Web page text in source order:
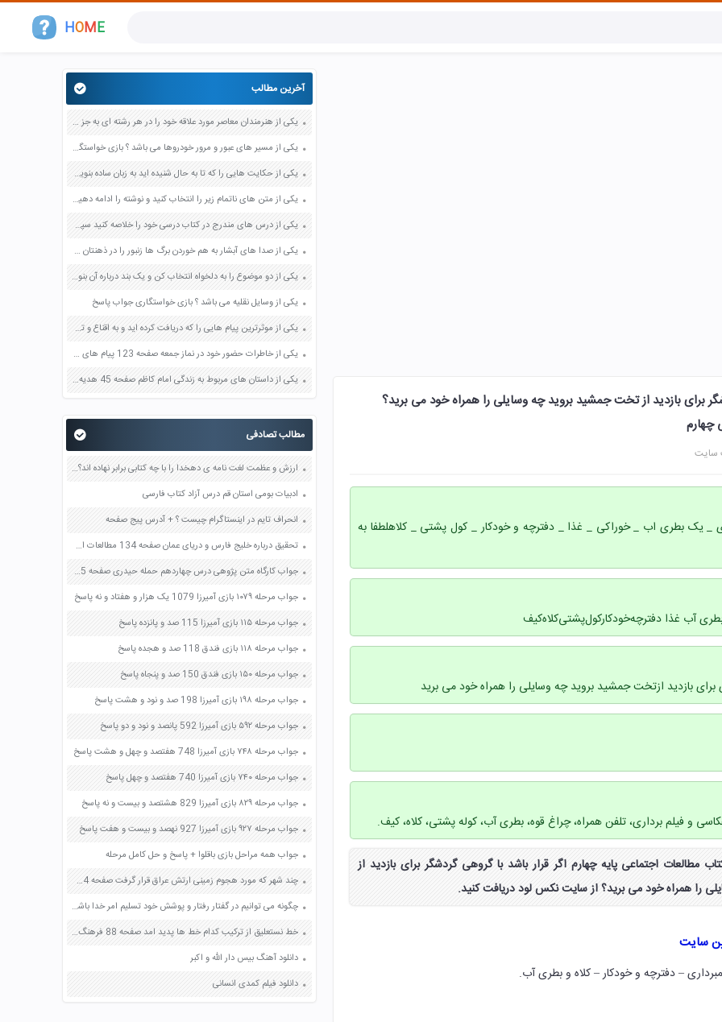
HOME
برای بازدید از تخت جمشید بروید چه وسایلی را همراه خود می برید؟
سایت
_ یک بطری اب _ خوراکی _ غذا _ دفترچه و خودکار _ کول پشتی _ کلاهلطفا به
آب غذا ‌دفترچه‌خودکار‌کول‌پشتی‌کلاه‌کیف‌
برای بازدید ازتخت جمشید بروید چه وسایلی را همراه خود می برید
و فیلم برداری، تلفن همراه، چراغ قوه، بطری آب، کوله پشتی، کلاه، کیف.
فعالیت صفحه ۵۸ کتاب مطالعات اجتماعی پایه چهارم اگر قرار باشد با گروهی گردشگر برای بازدید از
را همراه خود می برید؟ از سایت نکس لود دریافت کنید.
سایت
– دفترچه و خودکار – کلاه و بطری آب.
آخرین مطالب
یکی از هنرمندان معاصر مورد علاقه خود را در هر رشته ای به جز عکاسی صفحه 69 فرهنگ و هنر نهم
یکی از مسیر های عبور و مرور خودروها می باشد ؟ بازی خواستگاری جواب پاسخ
یکی از حکایت هایی را که تا به حال شنیده اید به زبان ساده بنویسید صفحه 97 نگارش ششم دبستان
یکی از متن های ناتمام زیر را انتخاب کنید و نوشته را ادامه دهید صفحه 73 و 74 کتاب نگارش فارسی پنجم دبستان
یکی از درس های مندرج در کتاب درسی خود را خلاصه کنید سپس متن خلاصه شده را با بهره گیری از روش های دسته بندی نمودار جدول نقشه مفهومی نشان دهید صفحه 118 نگارش یازدهم
یکی از صدا های آبشار به هم خوردن برگ ها زنبور را در ذهنتان مجسم کنید و درباره آن یک بند بنویسید صفحه 11 نگارش پنجم
یکی از دو موضوع را به دلخواه انتخاب کن و یک بند درباره آن بنویس صفحه 35 کتاب نگارش فارسی سوم
یکی از وسایل نقلیه می باشد ؟ بازی خواستگاری جواب پاسخ
یکی از موثرترین پیام هایی را که دریافت کرده اید و به اقناع و تغییری جدی در شما منجر شده است برسی کنید و علت این تاثیر گذاری قابل توجه را بنویسید صفحه 52 تفکر و سواد رسانه ای دهم
یکی از خاطرات حضور خود در نماز جمعه صفحه 123 پیام های آسمان هفتم
یکی از داستان های مربوط به زندگی امام کاظم صفحه 45 هدیه های آسمان چهارم
مطالب تصادفی
ارزش و عظمت لغت نامه ی دهخدا را با چه کتابی برابر نهاده اند؟ چرا؟ صفحه 71 فارسی ششم
ادبیات بومی استان قم درس آزاد کتاب فارسی
انحراف تایم در اینستاگرام چیست ؟ + آدرس پیج صفحه
تحقیق درباره خلیج فارس و دریای عمان صفحه 134 مطالعات اجتماعی هشتم
جواب کارگاه متن پژوهی درس چهاردهم حمله حیدری صفحه 115 و 116 فارسی یازدهم
جواب مرحله ۱۰۷۹ بازی آمیرزا 1079 یک هزار و هفتاد و نه پاسخ
جواب مرحله ۱۱۵ بازی آمیرزا 115 صد و پانزده پاسخ
جواب مرحله ۱۱۸ بازی فندق 118 صد و هجده پاسخ
جواب مرحله ۱۵۰ بازی فندق 150 صد و پنجاه پاسخ
جواب مرحله ۱۹۸ بازی آمیرزا 198 صد و نود و هشت پاسخ
جواب مرحله ۵۹۲ بازی آمیرزا 592 پانصد و نود و دو پاسخ
جواب مرحله ۷۴۸ بازی آمیرزا 748 هفتصد و چهل و هشت پاسخ
جواب مرحله ۷۴۰ بازی آمیرزا 740 هفتصد و چهل پاسخ
جواب مرحله ۸۲۹ بازی آمیرزا 829 هشتصد و بیست و نه پاسخ
جواب مرحله ۹۲۷ بازی آمیرزا 927 نهصد و بیست و هفت پاسخ
جواب همه مراحل بازی باقلوا + پاسخ و حل کامل مرحله
چند شهر که مورد هجوم زمینی ارتش عراق قرار گرفت صفحه 114 مطالعات اجتماعی ششم
چگونه می توانیم در گفتار رفتار و پوشش خود تسلیم امر خدا باشیم صفحه 35 پیام های آسمان نهم
خط نستعلیق از ترکیب کدام خط ها پدید امد صفحه 88 فرهنگ و هنر نهم
دانلود آهنگ بیس دار الله و اکبر
دانلود فیلم کمدی انسانی